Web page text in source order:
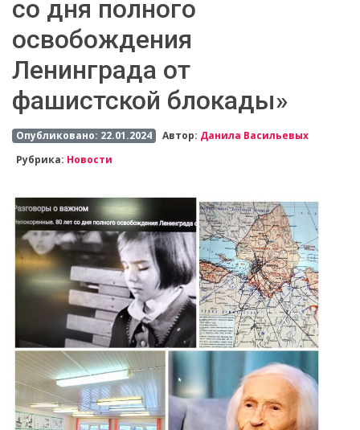
со дня полного
освобождения
Ленинграда от
фашистской блокады»
Опубликовано: 22.01.2024 Автор: Данила Васильевых
Рубрика: Новости